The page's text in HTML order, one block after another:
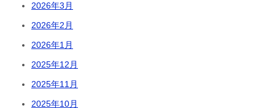
2026年3月
2026年2月
2026年1月
2025年12月
2025年11月
2025年10月